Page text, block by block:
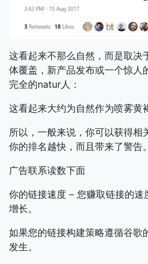
这看起来不那么自然，而是取决
体覆盖，新产品发布或一个惊人
完全的natur人：
这看起来大约为自然作为喷雾黄
所以，一般来说，你可以获得相
你的排名越快，而且带来了警告。
广告联系读数下面
你的链接速度 – 您赚取链接的速
增长。
如果您的链接构建策略遵循谷歌
发生。